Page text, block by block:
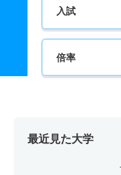
入試
倍率
最近見た大学